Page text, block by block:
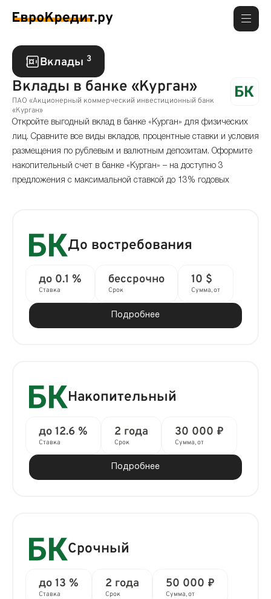
Вклады 3
Вклады в банке «Курган»
ПАО «Акционерный коммерческий инвестиционный банк
«Курган»
Откройте выгодный вклад в банке «Курган» для физических
лиц. Сравните все виды вкладов, процентные ставки и условия
размещения по рублевым и валютным депозитам. Оформите
накопительный счет в банке «Курган» – на доступно 3
предложения с максимальной ставкой до 13% годовых
До востребования
до 0.1 %
Ставка
бессрочно
Срок
10 $
Сумма, от
Подробнее
Накопительный
до 12.6 %
Ставка
2 года
Срок
30 000 ₽
Сумма, от
Подробнее
Срочный
до 13 %
Ставка
2 года
Срок
50 000 ₽
Сумма, от